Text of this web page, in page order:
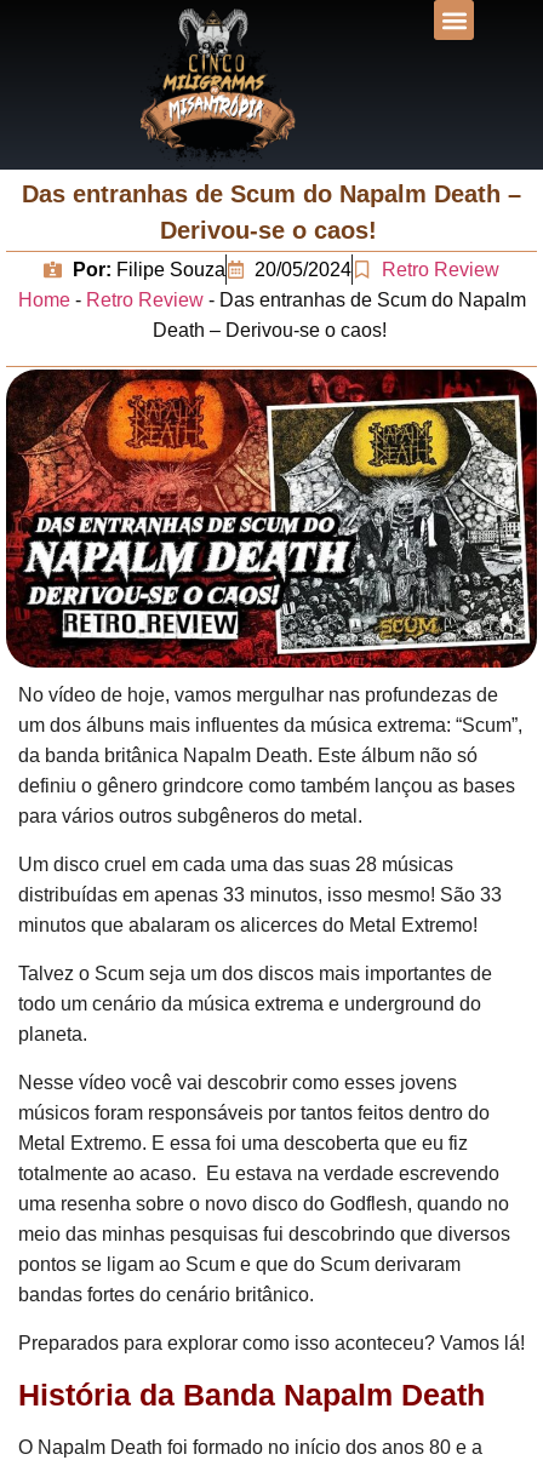
Das entranhas de Scum do Napalm Death –
Derivou-se o caos!
Por: Filipe Souza 20/05/2024
Retro Review
Home- Retro Review- Das entranhas de Scum do Napalm
Death – Derivou-se o caos!
No vídeo de hoje, vamos mergulhar nas profundezas de
um dos álbuns mais influentes da música extrema: “Scum”,
da banda britânica Napalm Death. Este álbum não só
definiu o gênero grindcore como também lançou as bases
para vários outros subgêneros do metal.
Um disco cruel em cada uma das suas 28 músicas
distribuídas em apenas 33 minutos, isso mesmo! São 33
minutos que abalaram os alicerces do Metal Extremo!
Talvez o Scum seja um dos discos mais importantes de
todo um cenário da música extrema e underground do
planeta.
Nesse vídeo você vai descobrir como esses jovens
músicos foram responsáveis por tantos feitos dentro do
Metal Extremo. E essa foi uma descoberta que eu fiz
totalmente ao acaso. Eu estava na verdade escrevendo
uma resenha sobre o novo disco do Godflesh, quando no
meio das minhas pesquisas fui descobrindo que diversos
pontos se ligam ao Scum e que do Scum derivaram
bandas fortes do cenário britânico.
Preparados para explorar como isso aconteceu? Vamos lá!
História da Banda Napalm Death
O Napalm Death foi formado no início dos anos 80 e a